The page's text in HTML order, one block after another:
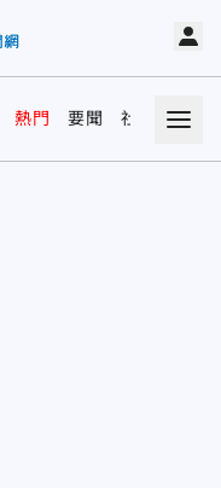
熱門 要聞 社會 娛樂